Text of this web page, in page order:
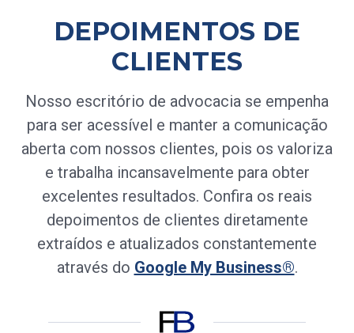
DEPOIMENTOS DE
CLIENTES
Nosso escritório de advocacia se empenha
para ser acessível e manter a comunicação
aberta com nossos clientes, pois os valoriza
e trabalha incansavelmente para obter
excelentes resultados. Confira os reais
depoimentos de clientes diretamente
extraídos e atualizados constantemente
através do Google My Business®.